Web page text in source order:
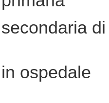
di
ospedale